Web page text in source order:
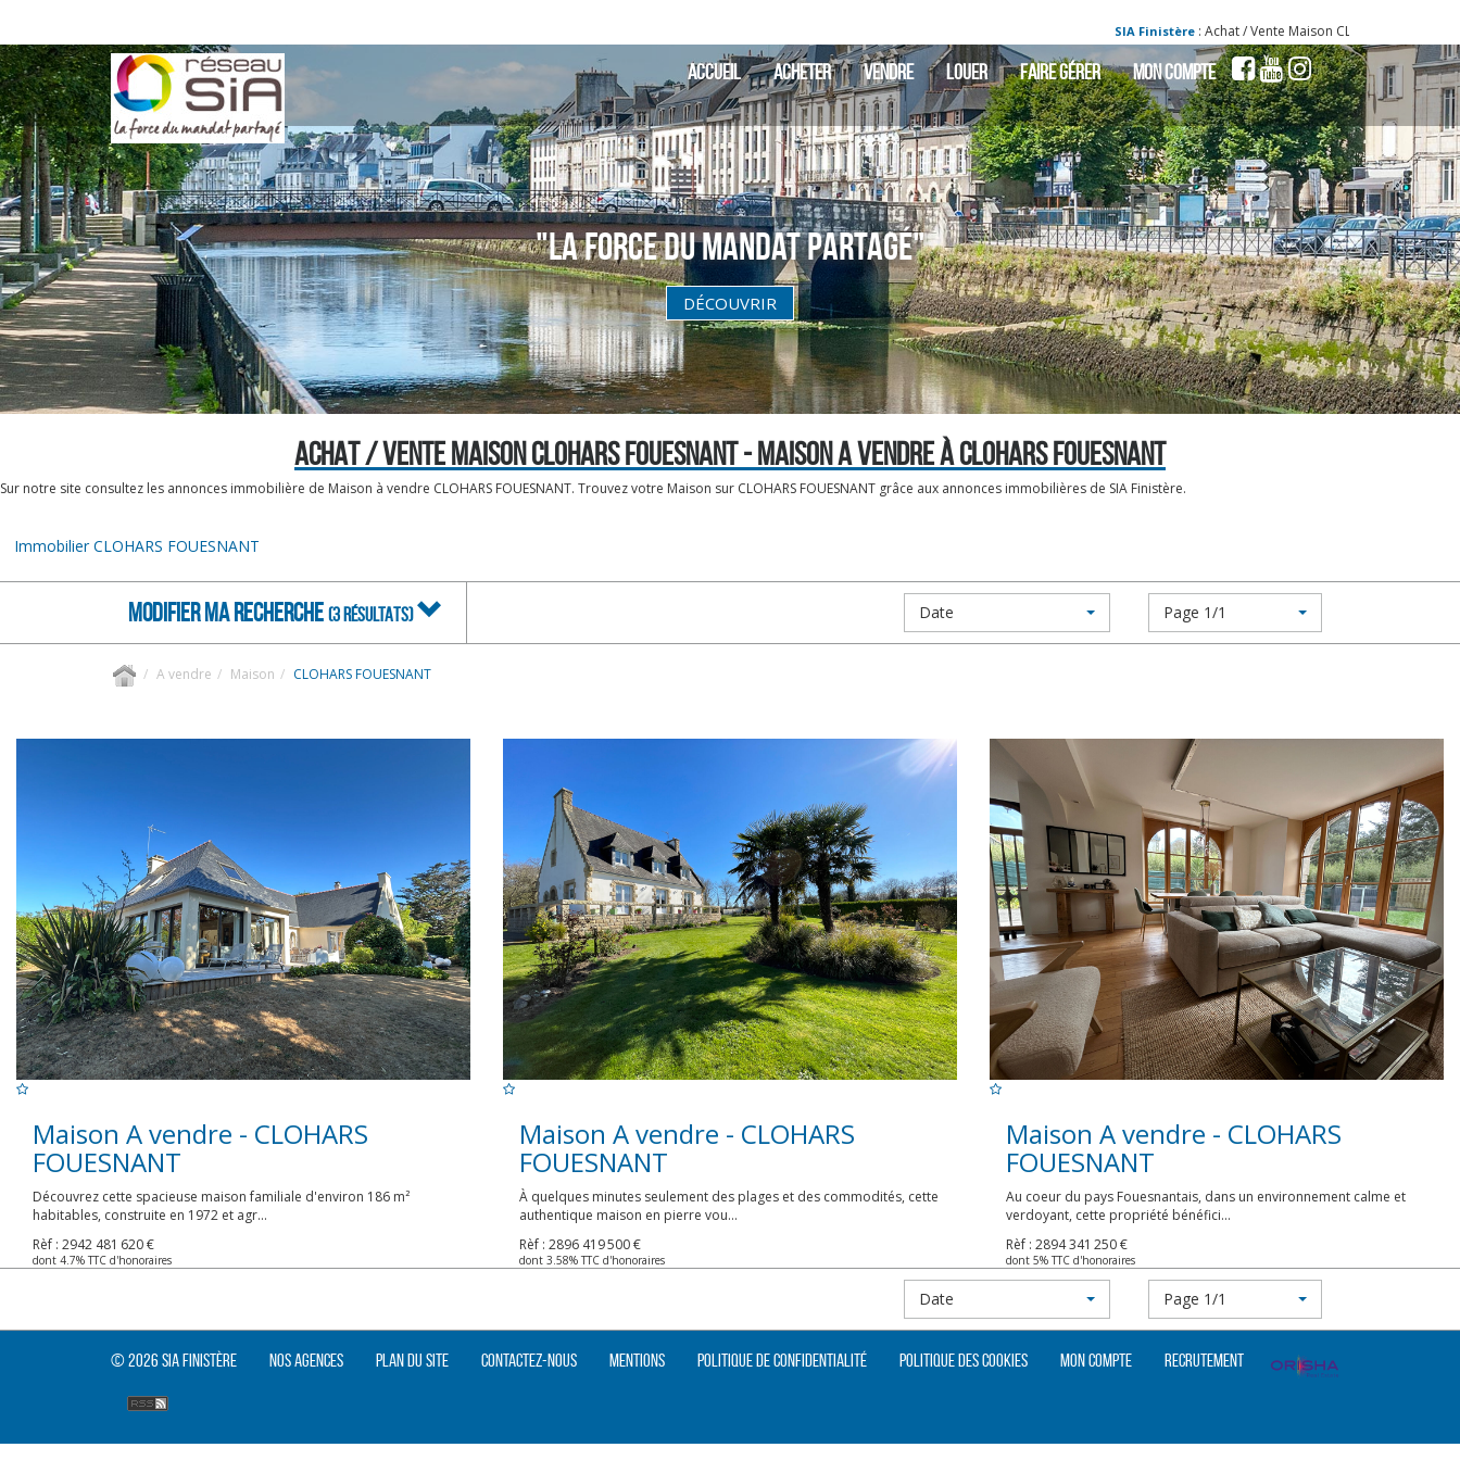
SIA Finistère: Achat / Vente Maison CLOHARS FOUESNANT -
ACCUEIL ACHETER VENDRE LOUER FAIRE GÉRER MON COMPTE
"La Force du Mandat partagé"
DÉCOUVRIR
ACHAT / VENTE MAISON CLOHARS FOUESNANT - MAISON A VENDRE À CLOHARS FOUESNANT
Sur notre site consultez les annonces immobilière de Maison à vendre CLOHARS FOUESNANT. Trouvez votre Maison sur CLOHARS FOUESNANT grâce aux annonces immobilières de SIA Finistère.
Immobilier CLOHARS FOUESNANT
MODIFIER MA RECHERCHE (3 RÉSULTATS) Page 1/1
Date
A vendre Maison CLOHARS FOUESNANT
Maison A vendre - CLOHARS
FOUESNANT
Découvrez cette spacieuse maison familiale d'environ 186 m²
habitables, construite en 1972 et agr...
Rèf : 2942 481 620 €
dont 4.7% TTC d'honoraires
Maison A vendre - CLOHARS
FOUESNANT
À quelques minutes seulement des plages et des commodités, cette
authentique maison en pierre vou...
Rèf : 2896 419 500 €
dont 3.58% TTC d'honoraires
Maison A vendre - CLOHARS
FOUESNANT
Au coeur du pays Fouesnantais, dans un environnement calme et
verdoyant, cette propriété bénéfici...
Rèf : 2894341 250 €
dont 5% TTC d'honoraires
Page 1/1
Date
© 2026 SIA Finistère Nos agences Plan du site Contactez-nous Mentions Politique de confidentialité Politique des cookies Mon compte Recrutement